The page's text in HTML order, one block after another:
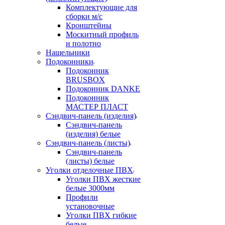
Комплектующие для
сборки м/с
Кронштейны
Москитный профиль
и полотно
Нащельники
Подоконники
Подоконник
BRUSBOX
Подоконник DANKE
Подоконник
МАСТЕР ПЛАСТ
Сэндвич-панель (изделия)
Сэндвич-панель
(изделия) белые
Сэндвич-панель (листы)
Сэндвич-панель
(листы) белые
Уголки отделочные ПВХ
Уголки ПВХ жесткие
белые 3000мм
Профили
установочные
Уголки ПВХ гибкие